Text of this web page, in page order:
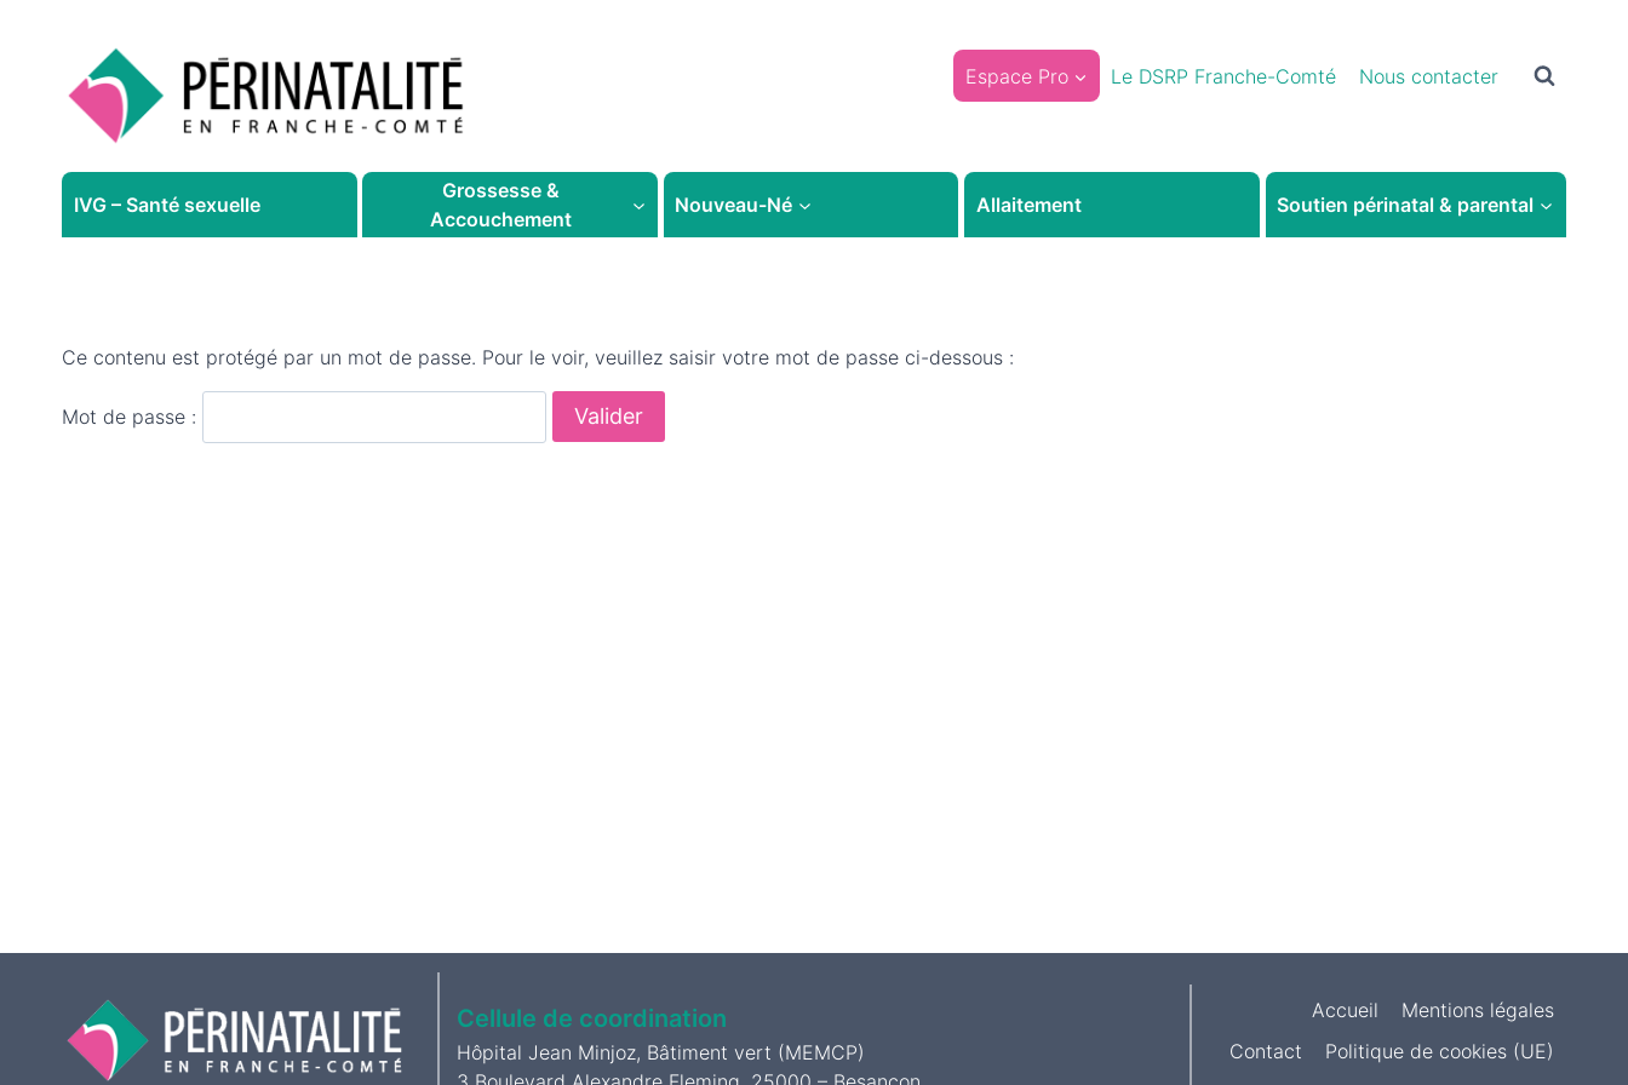
Espace Pro Le DSRP Franche-Comté Nous contacter
IVG – Santé sexuelle
Grossesse &
Accouchement
Nouveau-Né Allaitement Soutien périnatal & parental
Ce contenu est protégé par un mot de passe. Pour le voir, veuillez saisir votre mot de passe ci-dessous :
Mot de passe :
Cellule de coordination
Hôpital Jean Minjoz, Bâtiment vert (MEMCP)
Accueil
Mentions légales
Contact
Politique de cookies (UE)